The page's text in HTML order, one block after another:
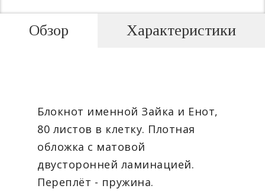
Обзор
Блокнот именной Зайка и Енот,
80 листов в клетку. Плотная
обложка с матовой
двусторонней ламинацией.
Переплёт - пружина.
Характеристики